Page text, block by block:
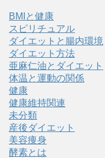
BMIと健康
スピリチュアル
ダイエットと腸内環境
ダイエット方法
亜麻仁油とダイエット
体温と運動の関係
健康
健康維持関連
未分類
産後ダイエット
美容痩身
酵素とは